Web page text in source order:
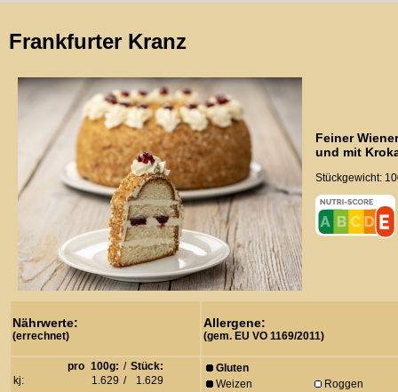
Frankfurter Kranz
Feiner
und mit
Stückgewicht:
Nährwerte:
(errechnet)
Allergene:
(gem. EU VO 1169/2011)
pro 100g: / Stück:
kj:
1.629 / 1.629
Gluten
Weizen
Roggen